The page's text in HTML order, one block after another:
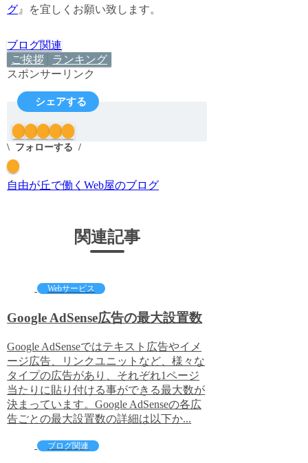
グ 』を宜しくお願い致します。
ブログ関連
ご挨拶
ランキング
スポンサーリンク
シェアする
フォローする
自由が丘で働くWeb屋のブログ
関連記事
Webサービス
Google AdSense広告の最大設置数
Google AdSenseではテキスト広告やイメ
ージ広告、リンクユニットなど、様々な
タイプの広告があり、それぞれ1ページ
当たりに貼り付ける事ができる最大数が
決まっています。Google AdSenseの各広
告ごとの最大設置数の詳細は以下か...
ブログ関連